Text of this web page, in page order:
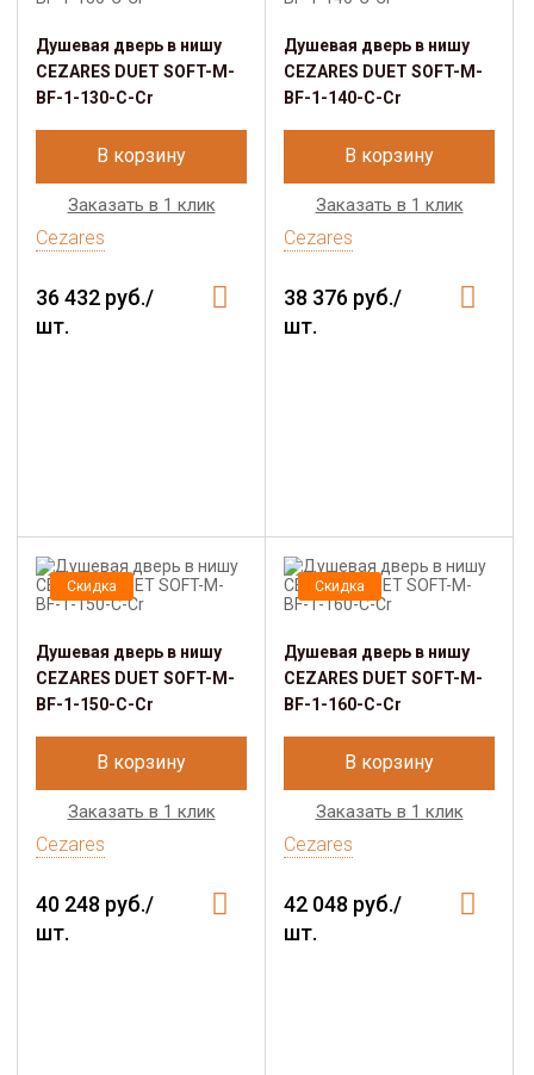
Душевая дверь в нишу
CEZARES DUET SOFT-M-
BF-1-130-C-Cr
В корзину
Заказать в 1 клик
Cezares
36 432 руб./
шт.
Душевая дверь в нишу
CEZARES DUET SOFT-M-
BF-1-140-C-Cr
В корзину
Заказать в 1 клик
Cezares
38 376 руб./
шт.
Скидка
Душевая дверь в нишу
CEZARES DUET SOFT-M-
BF-1-150-C-Cr
В корзину
Заказать в 1 клик
Cezares
40 248 руб./
шт.
Скидка
Душевая дверь в нишу
CEZARES DUET SOFT-M-
BF-1-160-C-Cr
В корзину
Заказать в 1 клик
Cezares
42 048 руб./
шт.